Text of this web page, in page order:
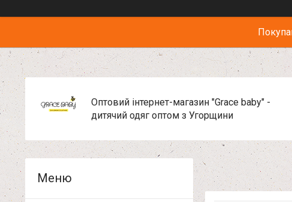
Оптовий інтернет-магазин "Grace baby" -
дитячий одяг оптом з Угорщини